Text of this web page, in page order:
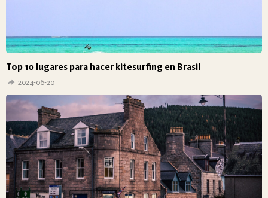
Top 10 lugares para hacer kitesurfing en Brasil
2024-06-20